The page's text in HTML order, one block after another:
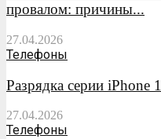
провалом: причины...
27.04.2026
Телефоны
Разрядка серии iPhone
27.04.2026
Телефоны